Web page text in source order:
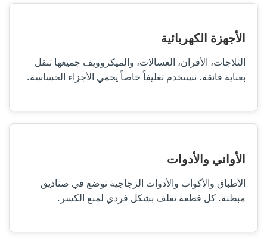
الأجهزة الكهربائية
الثلاجات، الأفران، الغسالات، والميكروويف جميعها تنقل
بعناية فائقة. نستخدم تغليفاً خاصاً يحمي الأجزاء الحساسة.
الأواني والأدوات
الأطباق والأكواب والأدوات الزجاجية توضع في صناديق
مبطنة. كل قطعة تغلف بشكل فردي لمنع الكسر.